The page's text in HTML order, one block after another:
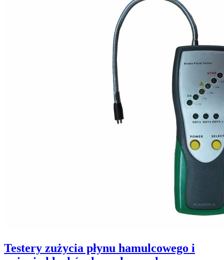
Testery zużycia płynu hamulcowego i